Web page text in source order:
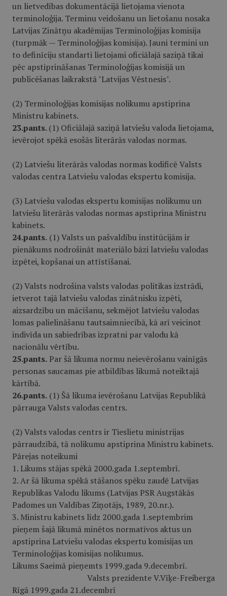
un lietvedības dokumentācijā lietojama vienota
terminoloģija. Terminu veidošanu un lietošanu nosaka
Latvijas Zinātņu akadēmijas Terminoloģijas komisija
(turpmāk — Terminoloģijas komisija). Jauni termini un
to definīciju standarti lietojami oficiālajā saziņā tikai
pēc apstiprināšanas Terminoloģijas komisijā un
publicēšanas laikrakstā "Latvijas Vēstnesis".
(2) Terminoloģijas komisijas nolikumu apstiprina
Ministru kabinets.
23.pants.(1) Oficiālajā saziņā latviešu valoda lietojama,
ievērojot spēkā esošās literārās valodas normas.
(2) Latviešu literārās valodas normas kodificē Valsts
valodas centra Latviešu valodas ekspertu komisija.
(3) Latviešu valodas ekspertu komisijas nolikumu un
latviešu literārās valodas normas apstiprina Ministru
kabinets.
24.pants. (1) Valsts un pašvaldību institūcijām ir
pienākums nodrošināt materiālo bāzi latviešu valodas
izpētei, kopšanai un attīstīšanai.
(2) Valsts nodrošina valsts valodas politikas izstrādi,
ietverot tajā latviešu valodas zinātnisku izpēti,
aizsardzību un mācīšanu, sekmējot latviešu valodas
lomas palielināšanu tautsaimniecībā, kā arī veicinot
indivīda un sabiedrības izpratni par valodu kā
nacionālu vērtību.
25.pants. Par šā likuma normu neievērošanu vainīgās
personas saucamas pie atbildības likumā noteiktajā
kārtībā.
26.pants. (1) Šā likuma ievērošanu Latvijas Republikā
pārrauga Valsts valodas centrs.
(2) Valsts valodas centrs ir Tieslietu ministrijas
pārraudzībā, tā nolikumu apstiprina Ministru kabinets.
Pārejas noteikumi
1. Likums stājas spēkā 2000.gada 1.septembrī.
2. Ar šā likuma spēkā stāšanos spēku zaudē Latvijas
Republikas Valodu likums (Latvijas PSR Augstākās
Padomes un Valdības Ziņotājs, 1989, 20.nr.).
3. Ministru kabinets līdz 2000.gada 1.septembrim
pieņem šajā likumā minētos normatīvos aktus un
apstiprina Latviešu valodas ekspertu komisijas un
Terminoloģijas komisijas nolikumus.
Likums Saeimā pieņemts 1999.gada 9.decembrī.
Valsts prezidente V.Vīķe-Freiberga
Rīgā 1999.gada 21.decembrī